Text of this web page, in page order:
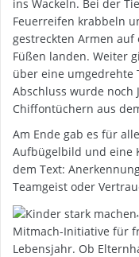
ins Wackeln. Bei der
Feuerreifen krabbeln
gestreckten Armen
Füßen landen. Weiter
über eine umgedrehte
Abschluss wurde noch
Chiffontüchern aus
Am Ende gab es für
Aufbügelbild und eine
dem Text:
Teamgeist oder
Mitmach-Initiative für
Lebensjahr. Ob